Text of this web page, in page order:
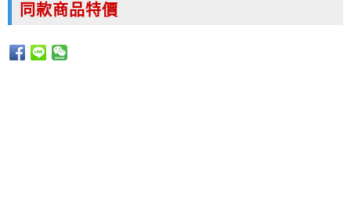
同款商品特價